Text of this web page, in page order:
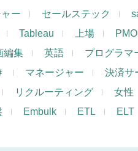
ー セールステック
Tableau 上場 PMO
編集 英語 プログラマ
マネージャー 決済サ
リクルーティング 女性
Embulk ETL ELT